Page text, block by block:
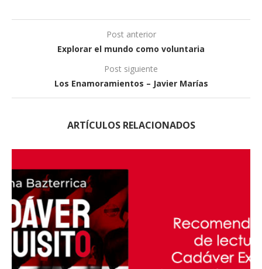
Post anterior
Explorar el mundo como voluntaria
Post siguiente
Los Enamoramientos – Javier Marías
ARTÍCULOS RELACIONADOS